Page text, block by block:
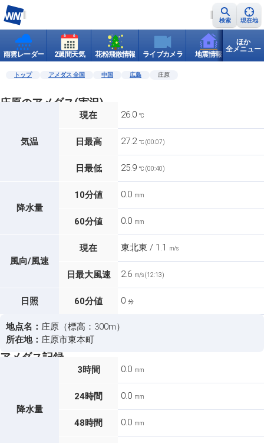
検索 現在地
雨雲レーダー 2週間天気 花粉飛散情報 ライブカメラ 地震情報 世界天
ほか
全メニュー
トップ アメダス 全国 中国 広島 庄原
庄原のアメダス(実況)
気温
現在 26.0 ℃
日最高 27.2 ℃ (00:07)
日最低 25.9 ℃ (00:40)
降水量
10分値 0.0 mm
60分値 0.0 mm
風向/風速
現在 東北東 / 1.1 m/s
日最大風速 2.6 m/s (12:13)
日照 60分値 0 分
地点名： 庄原（標高：300m）
所在地： 庄原市東本町
アメダス記録
降水量
3時間 0.0 mm
24時間 0.0 mm
48時間 0.0 mm